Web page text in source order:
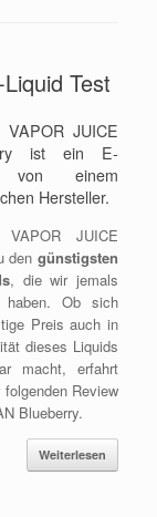
Test
VAPOR JUICE
ist ein E-
von einem
Hersteller.
VAPOR JUICE
den günstigsten
, die wir jemals
haben. Ob sich
Preis auch in
dieses Liquids
macht, erfahrt
Review
Blueberry.
Weiterlesen